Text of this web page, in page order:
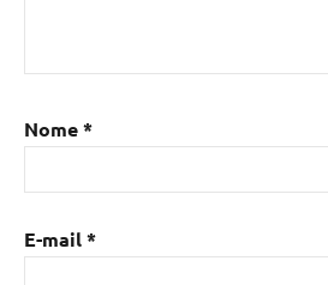
Nome*
E-mail*